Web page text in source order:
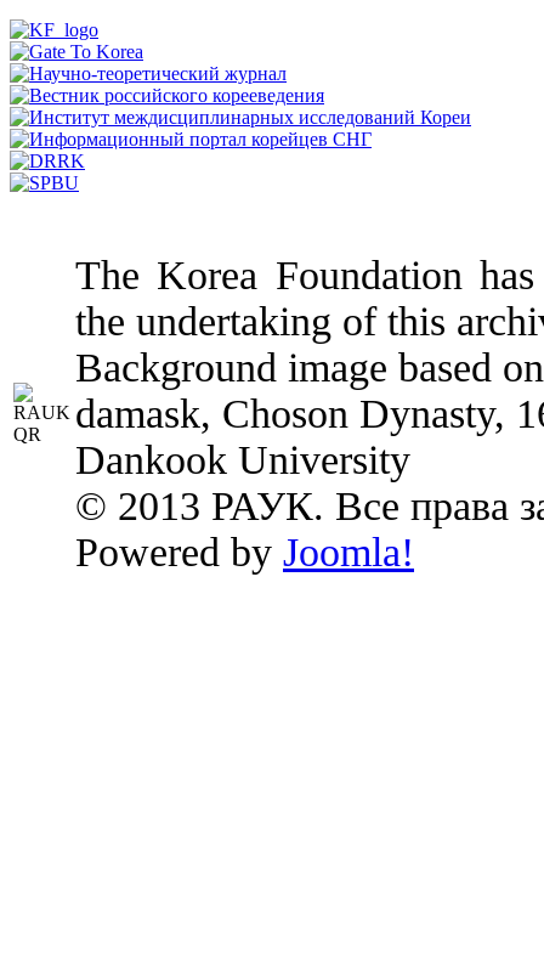
The Korea Foundation
the undertaking of this
Background image based
damask, Choson Dynasty,
Dankook University
© 2013 РАУК. Все права
Powered by Joomla!